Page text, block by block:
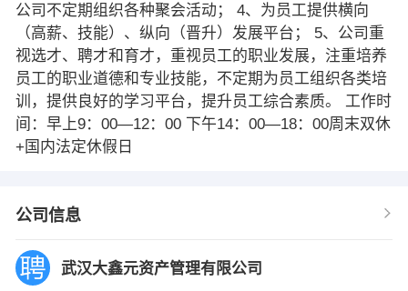
公司不定期组织各种聚会活动； 4、为员工提供横向
（高薪、技能）、纵向（晋升）发展平台； 5、公司重
视选才、聘才和育才，重视员工的职业发展，注重培养
员工的职业道德和专业技能，不定期为员工组织各类培
训，提供良好的学习平台，提升员工综合素质。 工作时
间：早上9：00—12：00 下午14：00—18：00周末双休
+国内法定休假日
公司信息
武汉大鑫元资产管理有限公司